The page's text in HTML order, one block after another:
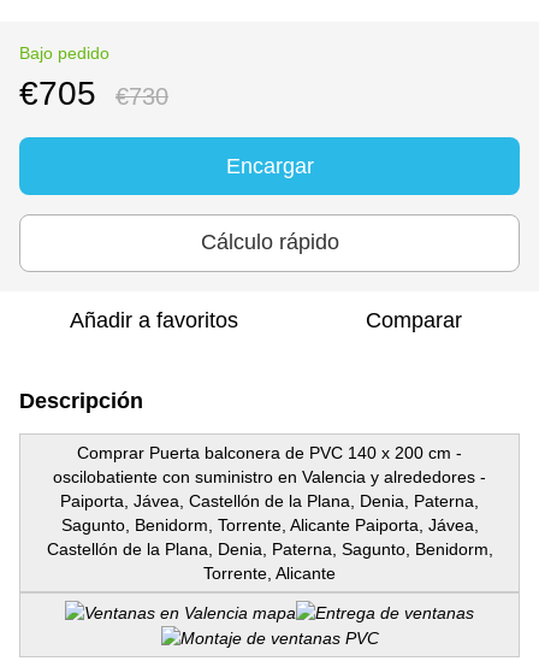
Bajo pedido
€705 €730
Encargar
Cálculo rápido
Añadir a favoritos Comparar
Descripción
Comprar Puerta balconera de PVC 140 x 200 cm -
oscilobatiente con suministro en Valencia y alrededores -
Paiporta, Jávea, Castellón de la Plana, Denia, Paterna,
Sagunto, Benidorm, Torrente, Alicante Paiporta, Jávea,
Castellón de la Plana, Denia, Paterna, Sagunto, Benidorm,
Torrente, Alicante